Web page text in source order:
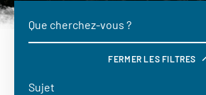
FERMER LES FILTRES
Sujet